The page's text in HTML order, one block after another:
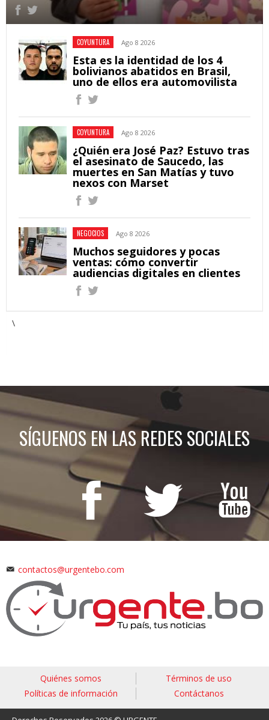
COYUNTURA Ago 8 2026
Esta es la identidad de los 4
bolivianos abatidos en Brasil,
uno de ellos era automovilista
COYUNTURA Ago 8 2026
¿Quién era José Paz? Estuvo tras
el asesinato de Saucedo, las
muertes en San Matías y tuvo
nexos con Marset
NEGOCIOS Ago 8 2026
Muchos seguidores y pocas
ventas: cómo convertir
audiencias digitales en clientes
\
SÍGUENOS EN LAS REDES SOCIALES
contactos@urgentebo.com
Quiénes somos
Términos de uso
Políticas de información
Contáctanos